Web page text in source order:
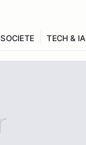
SOCIETE TECH & IA